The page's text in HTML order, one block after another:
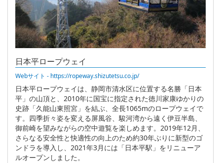
日本平ロープウェイ
Webサイト - https://ropeway.shizutetsu.co.jp/
日本平ロープウェイは、静岡市清水区に位置する名勝「日本
平」の山頂と、2010年に国宝に指定された徳川家康ゆかりの
史跡「久能山東照宮」を結ぶ、全長1065mのロープウェイで
す。四季折々姿を変える屏風谷、駿河湾から遠く伊豆半島、
御前崎を望みながらの空中遊覧を楽しめます。2019年12月、
さらなる安全性と快適性の向上のため約30年ぶりに新型のゴ
ンドラを導入し、2021年3月には「日本平駅」をリニューア
ルオープンしました。